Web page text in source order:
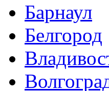
Барнаул
Белгород